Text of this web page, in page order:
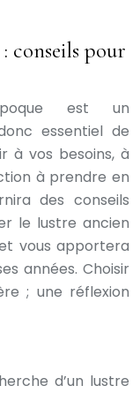
conseils pour
est un
essentiel de
à vos besoins, à
à prendre en
des conseils
le lustre ancien
vous apportera
années. Choisir
; une réflexion
d’un lustre